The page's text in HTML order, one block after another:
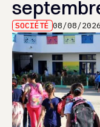
SOCIÉTÉ 08/08/2026